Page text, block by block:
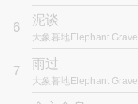
6 泥谈
大象暮地Elephant Grave
7 雨过
大象暮地Elephant Grave